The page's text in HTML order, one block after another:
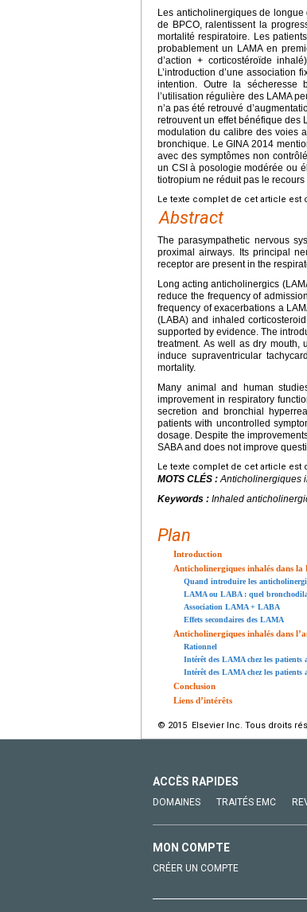
Les anticholinergiques de
de BPCO, ralentissent la
mortalité respiratoire. Les
probablement un LAMA en
d’action + corticostéroïde
L’introduction d’une association
intention. Outre la sécheresse
l’utilisation régulière des LAMA
n’a pas été retrouvé
retrouvent un effet bénéfique des
modulation du calibre des voies
bronchique. Le GINA 2014
avec des symptômes non
un CSI à posologie modérée ou
tiotropium ne réduit pas le
Le texte complet de cet article est
Abstract
The parasympathetic nervous
proximal airways. Its principal
receptor are present in the
Long acting anticholinergics
reduce the frequency of
frequency of exacerbations a
(LABA) and inhaled
supported by evidence. The
treatment. As well as dry mouth,
induce supraventricular
mortality.
Many animal and human
improvement in respiratory
secretion and bronchial
patients with uncontrolled
dosage. Despite the
SABA and does not improve
Le texte complet de cet article est
MOTS CLÉS :Anticholinergiques
Keywords : Inhaled
Plan
Introduction
Anticholinergiques inhalés dans la
Quand introduire les
LAMA ou LABA : quel
Association LAMA + LABA
Effets secondaires des LAMA
Anticholinergiques inhalés dans
Rationnel
Intérêt des LAMA chez les
Intérêt des LAMA chez les
Conclusion
Liens d’intérêts
© 2015 Elsevier Inc. Tous droits
ACCÈS RAPIDES
DOMAINES TRAITÉS EMC
MON COMPTE
CRÉER UN COMPTE